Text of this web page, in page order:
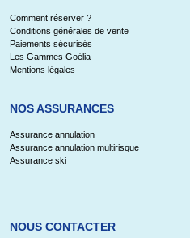
Comment réserver ?
Conditions générales de vente
Paiements sécurisés
Les Gammes Goélia
Mentions légales
NOS ASSURANCES
Assurance annulation
Assurance annulation multirisque
Assurance ski
NOUS CONTACTER